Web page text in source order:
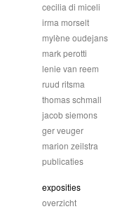
cecilia di miceli
irma morselt
mylène oudejans
mark perotti
lenie van reem
ruud ritsma
thomas schmall
jacob siemons
ger veuger
marion zeilstra
publicaties
exposities
overzicht